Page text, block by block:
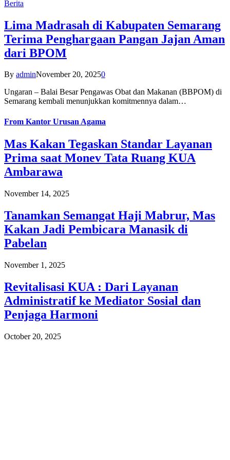
Berita
Lima Madrasah di Kabupaten Semarang
Terima Penghargaan Pangan Jajan Aman
dari BPOM
By adminNovember 20, 20250
Ungaran – Balai Besar Pengawas Obat dan Makanan (BBPOM) di
Semarang kembali menunjukkan komitmennya dalam…
From Kantor Urusan Agama
Mas Kakan Tegaskan Standar Layanan
Prima saat Monev Tata Ruang KUA
Ambarawa
November 14, 2025
Tanamkan Semangat Haji Mabrur, Mas
Kakan Jadi Pembicara Manasik di
Pabelan
November 1, 2025
Revitalisasi KUA : Dari Layanan
Administratif ke Mediator Sosial dan
Penjaga Harmoni
October 20, 2025